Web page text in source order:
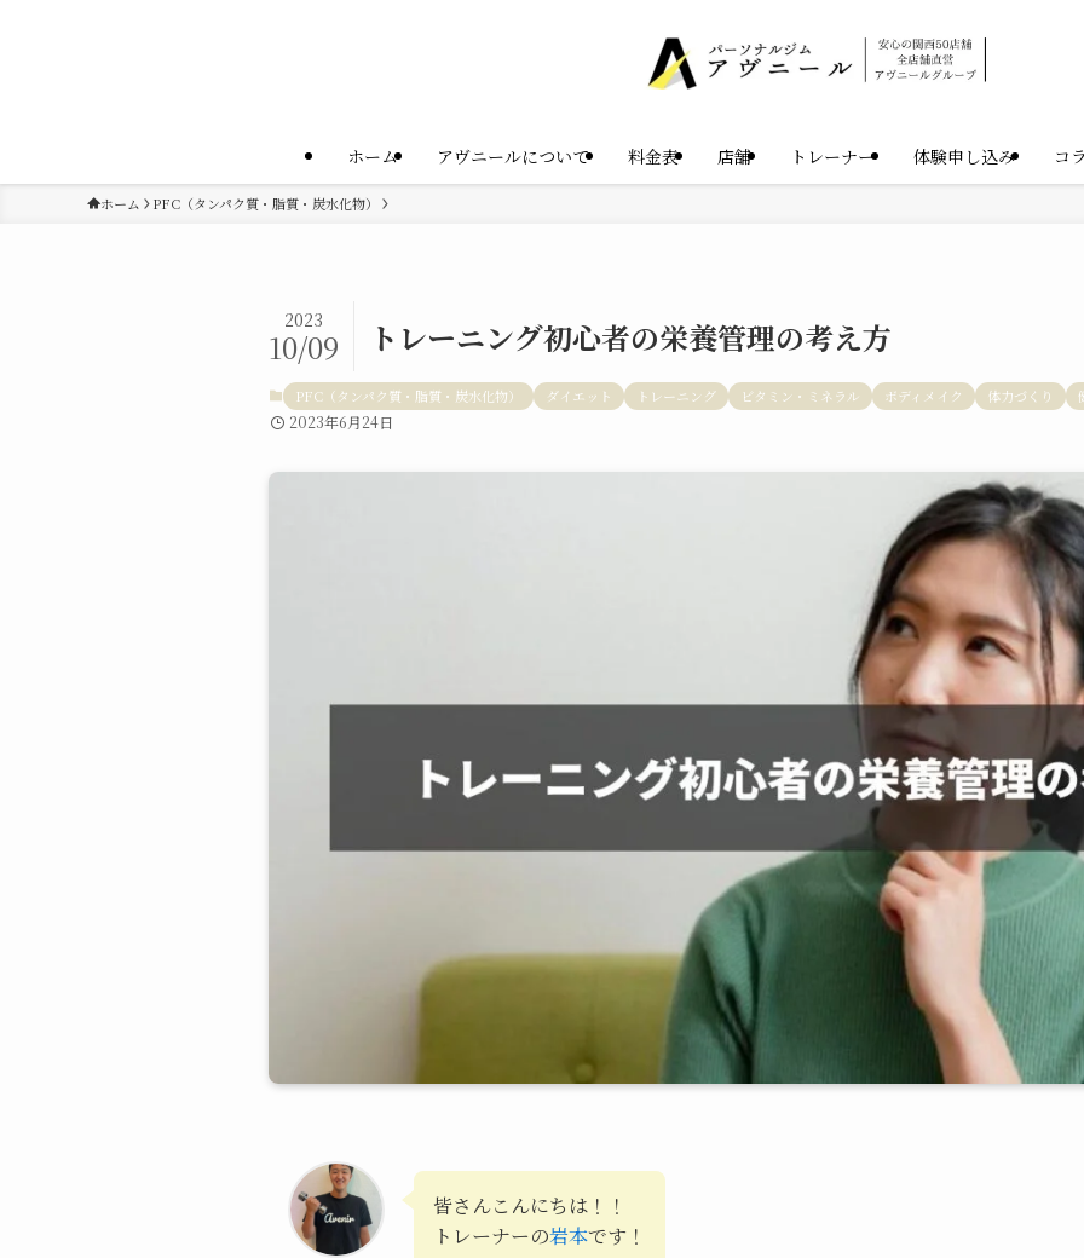
ホーム アヴニールについて 料金表 店舗 トレーナー 体験申し込み コ
ホーム PFC（タンパク質・脂質・炭水化物）
トレーニング初心者の栄養管理の考え方
2023
10/09
PFC（タンパク質・脂質・炭水化物） ダイエット トレーニング ビタミン・ミネラル ボディメイク 体力づくり
2023年6月24日
皆さんこんにちは！！
トレーナーの岩本です！